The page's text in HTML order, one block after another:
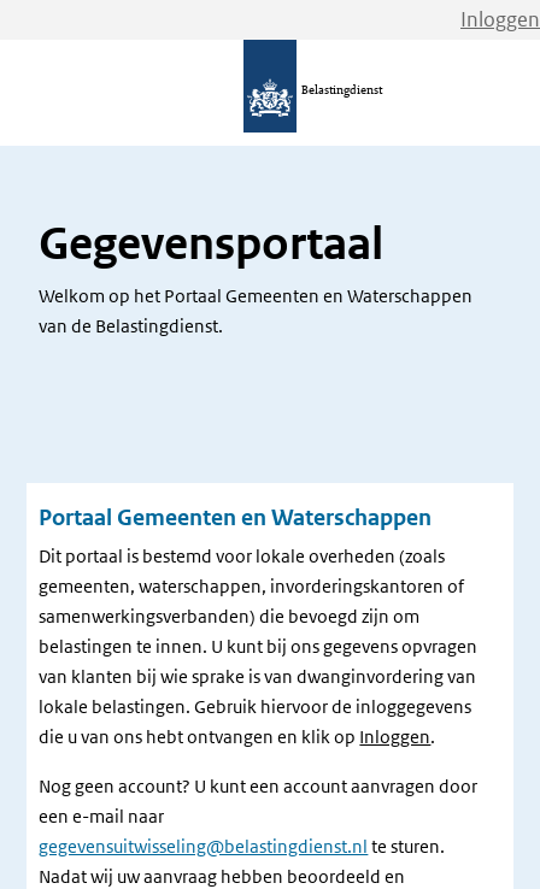
Inloggen
Belastingdienst
Gegevensportaal
Welkom op het Portaal Gemeenten en Waterschappen
van de Belastingdienst.
Portaal Gemeenten en Waterschappen
Dit portaal is bestemd voor lokale overheden (zoals
gemeenten, waterschappen, invorderingskantoren of
samenwerkingsverbanden) die bevoegd zijn om
belastingen te innen. U kunt bij ons gegevens opvragen
van klanten bij wie sprake is van dwanginvordering van
lokale belastingen. Gebruik hiervoor de inloggegevens
die u van ons hebt ontvangen en klik op Inloggen.
Nog geen account? U kunt een account aanvragen door
een e-mail naar
gegevensuitwisseling@belastingdienst.nl te sturen.
Nadat wij uw aanvraag hebben beoordeeld en